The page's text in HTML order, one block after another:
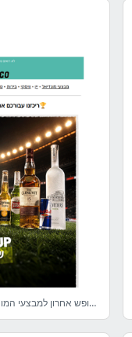
הספירה לאחור החלה⏰סופש אחרון למבצעי המונדיאל⚽ עד 30%!! | פרסומת